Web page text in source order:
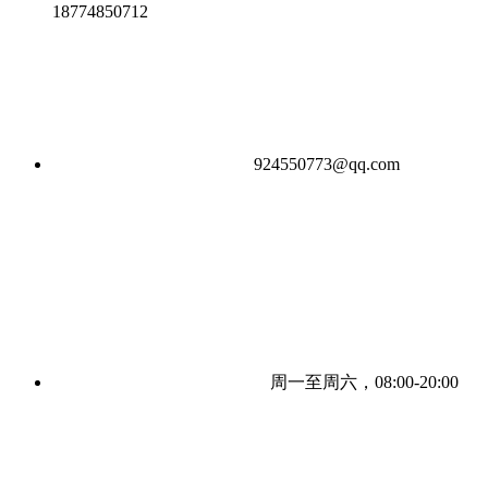
18774850712
924550773@qq.com
周一至周六，08:00-20:00